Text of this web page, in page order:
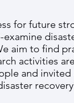
for future
aim to find
activities
and